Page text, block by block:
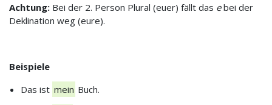
Achtung: Bei der 2. Person Plural (euer) fällt das ebei der
Deklination weg (eure).
Beispiele
Das ist mein Buch.